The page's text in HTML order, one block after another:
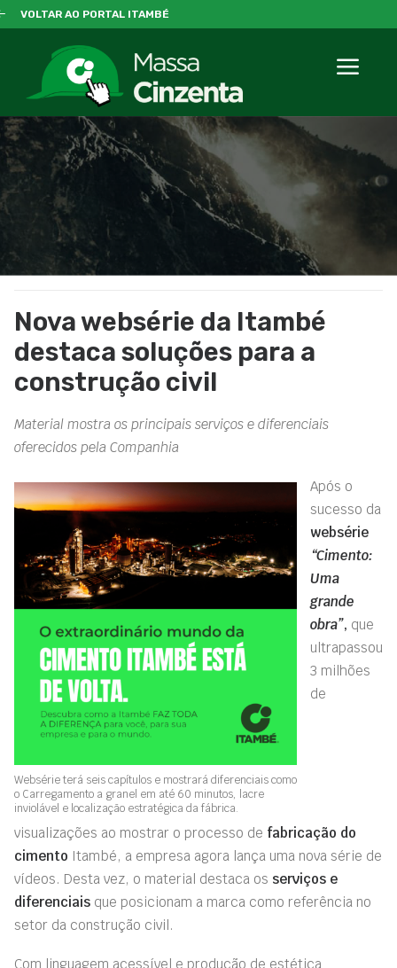
VOLTAR AO PORTAL ITAMBÉ
Nova websérie da Itambé
destaca soluções para a
construção civil
Material mostra os principais serviços e diferenciais
oferecidos pela Companhia
Websérie terá seis capítulos e mostrará diferenciais como
o Carregamento a granel em até 60 minutos, lacre
inviolável e localização estratégica da fábrica.
Após o
sucesso da
websérie
“Cimento:
Uma
grande
obra”, que
ultrapassou
3 milhões
de
visualizações ao mostrar o processo de fabricação do
cimento Itambé, a empresa agora lança uma nova série de
vídeos. Desta vez, o material destaca os serviços e
diferenciais que posicionam a marca como referência no
setor da construção civil.
Com linguagem acessível e produção de estética